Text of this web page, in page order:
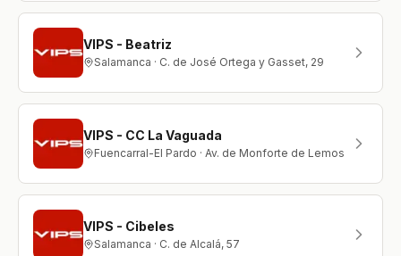
VIPS - Beatriz
Salamanca · C. de José Ortega y Gasset, 29
VIPS - CC La Vaguada
Fuencarral-El Pardo · Av. de Monforte de Lemos
VIPS - Cibeles
Salamanca · C. de Alcalá, 57